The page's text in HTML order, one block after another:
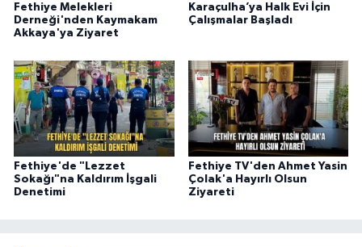
Fethiye Melekleri
Derneği'nden Kaymakam
Akkaya'ya Ziyaret
Karaçulha’ya Halk Evi İçin
Çalışmalar Başladı
Fethiye'de "Lezzet
Sokağı"na Kaldırım İşgali
Denetimi
Fethiye TV'den Ahmet Yasin
Çolak'a Hayırlı Olsun
Ziyareti